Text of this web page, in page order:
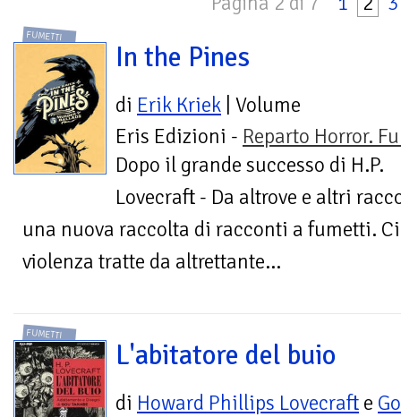
FUMETTI
In the Pines
di Erik Kriek | Volume
Eris Edizioni - Reparto Horror.
Dopo il grande successo di H.P.
Lovecraft - Da altrove e altri
una nuova raccolta di racconti a fumetti.
violenza tratte da altrettante...
FUMETTI
L'abitatore del buio
di Howard Phillips Lovecraft e